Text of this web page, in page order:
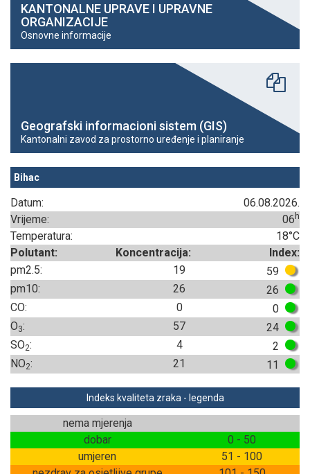
KANTONALNE UPRAVE I UPRAVNE
ORGANIZACIJE
Osnovne informacije
Geografski informacioni sistem (GIS)
Kantonalni zavod za prostorno uređenje i planiranje
Bihac
Datum:
06.08.2026.
Vrijeme:
06 h
Temperatura:
18°C
Polutant:
Koncentracija:
Index:
pm2.5:
19
59
pm10:
26
26
CO:
0
0
O3: 57
24
SO2: 4
2
NO2: 21 11
Indeks kvaliteta zraka - legenda
nema mjerenja
dobar
0 - 50
umjeren
51 - 100